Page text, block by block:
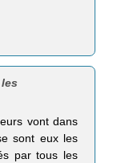
vont dans
sont eux les
par tous les